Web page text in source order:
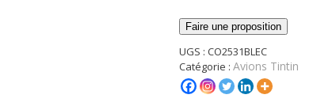
Faire une proposition
UGS : CO2531BLEC
Catégorie : Avions Tintin